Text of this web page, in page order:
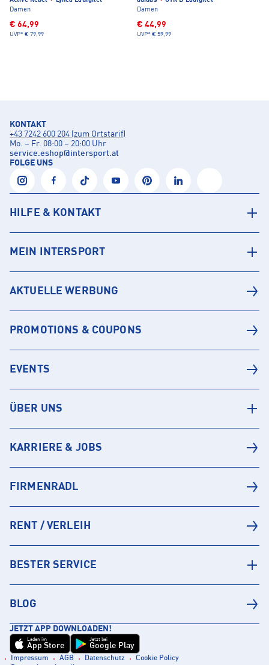
Damen
€ 64,99
UVP* € 79,99
Damen
€ 44,99
UVP* € 59,99
KONTAKT
+43 7242 600 204 (zum Ortstarif)
Mo. – Fr. 08:00 – 20:00 Uhr
service.eshop@intersport.at
FOLGE UNS
HILFE & KONTAKT
MEIN INTERSPORT
AKTUELLE WERBUNG
PROMOTIONS & COUPONS
EVENTS
ÜBER UNS
KARRIERE & JOBS
FIRMENRADL
RENT / VERLEIH
BESTER SERVICE
BLOG
JETZT APP DOWNLOADEN!
Laden im
App Store
Jetzt bei
Google Play
Impressum AGB Datenschutz
Cookie Policy